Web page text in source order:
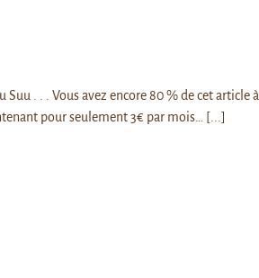
. . . Vous avez encore 80 % de cet article à
pour seulement 3€ par mois…
[...]